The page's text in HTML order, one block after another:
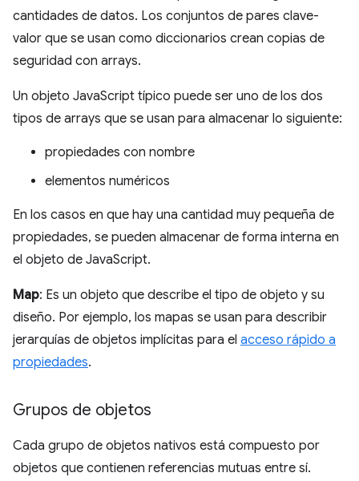
cantidades de datos. Los conjuntos de pares clave-
valor que se usan como diccionarios crean copias de
seguridad con arrays.
Un objeto JavaScript típico puede ser uno de los dos
tipos de arrays que se usan para almacenar lo siguiente:
propiedades con nombre
elementos numéricos
En los casos en que hay una cantidad muy pequeña de
propiedades, se pueden almacenar de forma interna en
el objeto de JavaScript.
Map: Es un objeto que describe el tipo de objeto y su
diseño. Por ejemplo, los mapas se usan para describir
jerarquías de objetos implícitas para el acceso rápido a
propiedades.
Grupos de objetos
Cada grupo de objetos nativos está compuesto por
objetos que contienen referencias mutuas entre sí.